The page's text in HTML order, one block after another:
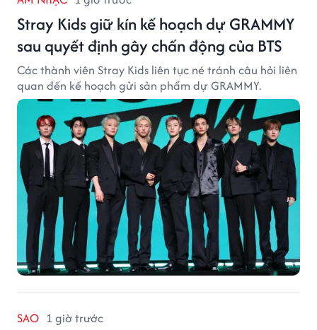
Stray Kids giữ kín kế hoạch dự GRAMMY
sau quyết định gây chấn động của BTS
Các thành viên Stray Kids liên tục né tránh câu hỏi liên
quan đến kế hoạch gửi sản phẩm dự GRAMMY.
SAO 1 giờ trước